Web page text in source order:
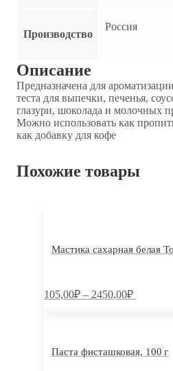
Производство
Россия
Описание
Предназначена для
теста для выпечки, печенья,
глазури, шоколада и молочных
Можно использовать как
как добавку для кофе
Похожие товары
Мастика сахарная белая
105,00₽ – 2450,00₽
Паста фисташковая, 100 г